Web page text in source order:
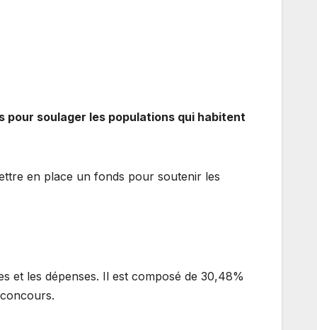
pour soulager les populations qui habitent
en place un fonds pour soutenir les
et les dépenses. Il est composé de 30,48%